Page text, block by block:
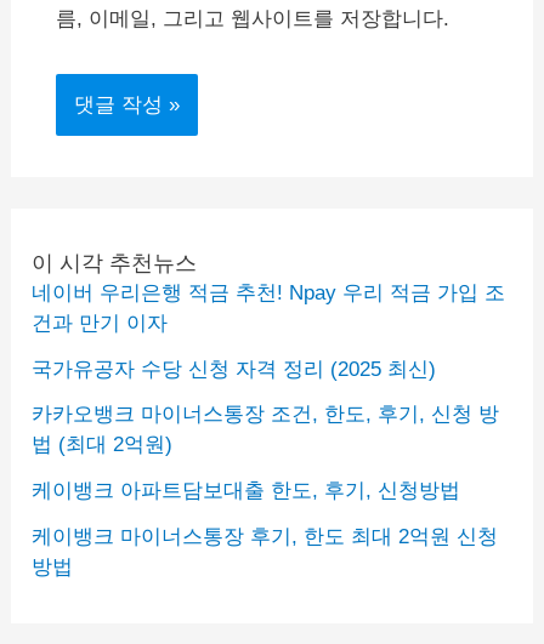
름, 이메일, 그리고 웹사이트를 저장합니다.
이 시각 추천뉴스
네이버 우리은행 적금 추천! Npay 우리 적금 가입 조
건과 만기 이자
국가유공자 수당 신청 자격 정리 (2025 최신)
카카오뱅크 마이너스통장 조건, 한도, 후기, 신청 방
법 (최대 2억원)
케이뱅크 아파트담보대출 한도, 후기, 신청방법
케이뱅크 마이너스통장 후기, 한도 최대 2억원 신청
방법